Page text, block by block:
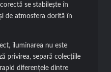
se stabilește în
de atmosfera dorită în
iluminarea nu este
privirea, separă colecțiile
diferențele dintre